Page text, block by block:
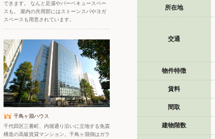
所在地
交通
物件特徴
賃料
間取
建物階数
できます。 なんと足湯やバーベキュースペー
スも。 屋内の共用部にはストーンスパやヨガ
スペースも用意されています。
千鳥ヶ淵ハウス
千代田区三番町、内堀通り沿いに立地する免震
構造の高級賃貸マンション。千鳥ヶ淵側はガラ